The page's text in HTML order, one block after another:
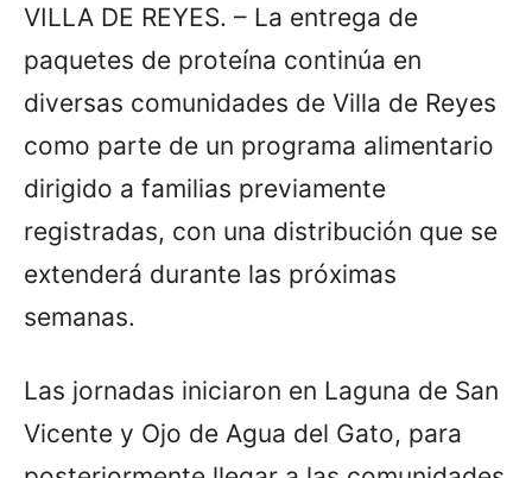
VILLA DE REYES. – La entrega de
paquetes de proteína continúa en
diversas comunidades de Villa de Reyes
como parte de un programa alimentario
dirigido a familias previamente
registradas, con una distribución que se
extenderá durante las próximas
semanas.
Las jornadas iniciaron en Laguna de San
Vicente y Ojo de Agua del Gato, para